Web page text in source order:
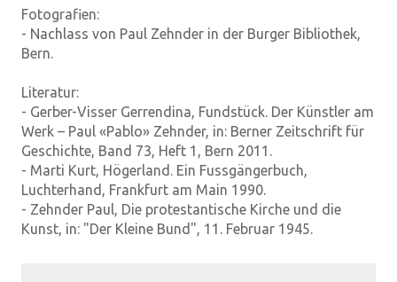
Fotografien:
- Nachlass von Paul Zehnder in der Burger Bibliothek,
Bern.
Literatur:
- Gerber-Visser Gerrendina, Fundstück. Der Künstler am
Werk – Paul «Pablo» Zehnder, in: Berner Zeitschrift für
Geschichte, Band 73, Heft 1, Bern 2011.
- Marti Kurt, Högerland. Ein Fussgängerbuch,
Luchterhand, Frankfurt am Main 1990.
- Zehnder Paul, Die protestantische Kirche und die
Kunst, in: "Der Kleine Bund", 11. Februar 1945.